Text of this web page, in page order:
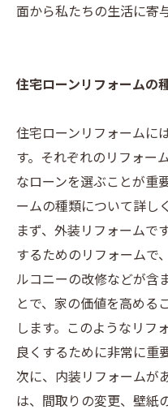
面から私たちの生活に寄
住宅ローンリフォームの
住宅ローンリフォームに
す。それぞれのリフォー
なローンを選ぶことが重
ームの種類について詳し
まず、外装リフォームで
するためのリフォームで
ルコニーの改修などが含
とで、家の価値を高める
します。このようなリフ
良くするために非常に重
次に、内装リフォームが
は、間取りの変更、壁紙